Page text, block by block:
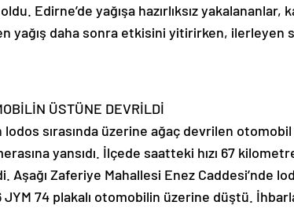
Edirne’de yağışa hazırlıksız yakalananlar,
yağış daha sonra etkisini yitirirken,
ÜSTÜNE DEVRİLDİ
lodos sırasında üzerine ağaç devrilen
yansıdı. İlçede saatteki hızı 67
Aşağı Zaferiye Mahallesi Enez Caddesi’nde
JYM 74 plakalı otomobilin üzerine düştü.